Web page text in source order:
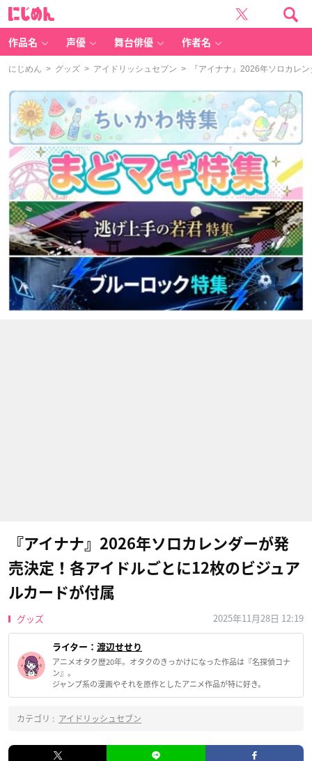
作品名 声優 舞台俳優 作者名
にじめん > グッズ > アイドリッシュセブン > 『アイナナ』2026年ソロカレ
『アイナナ』2026年ソロカレンダーが発
売決定！各アイドルごとに12枚のビジュア
ルカードが付属
グッズ 2025年11月28日 12:19
ライター： 渡辺せせり
アニメオタク歴20年。オタクのきっかけになった作品は『名探偵コナ
ン』。
ジャンプ系の漫画やそれを原作としたアニメ作品が特に好き。
カテゴリ : アイドリッシュセブン